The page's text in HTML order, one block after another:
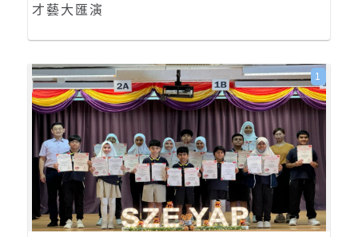
才藝大匯演
1